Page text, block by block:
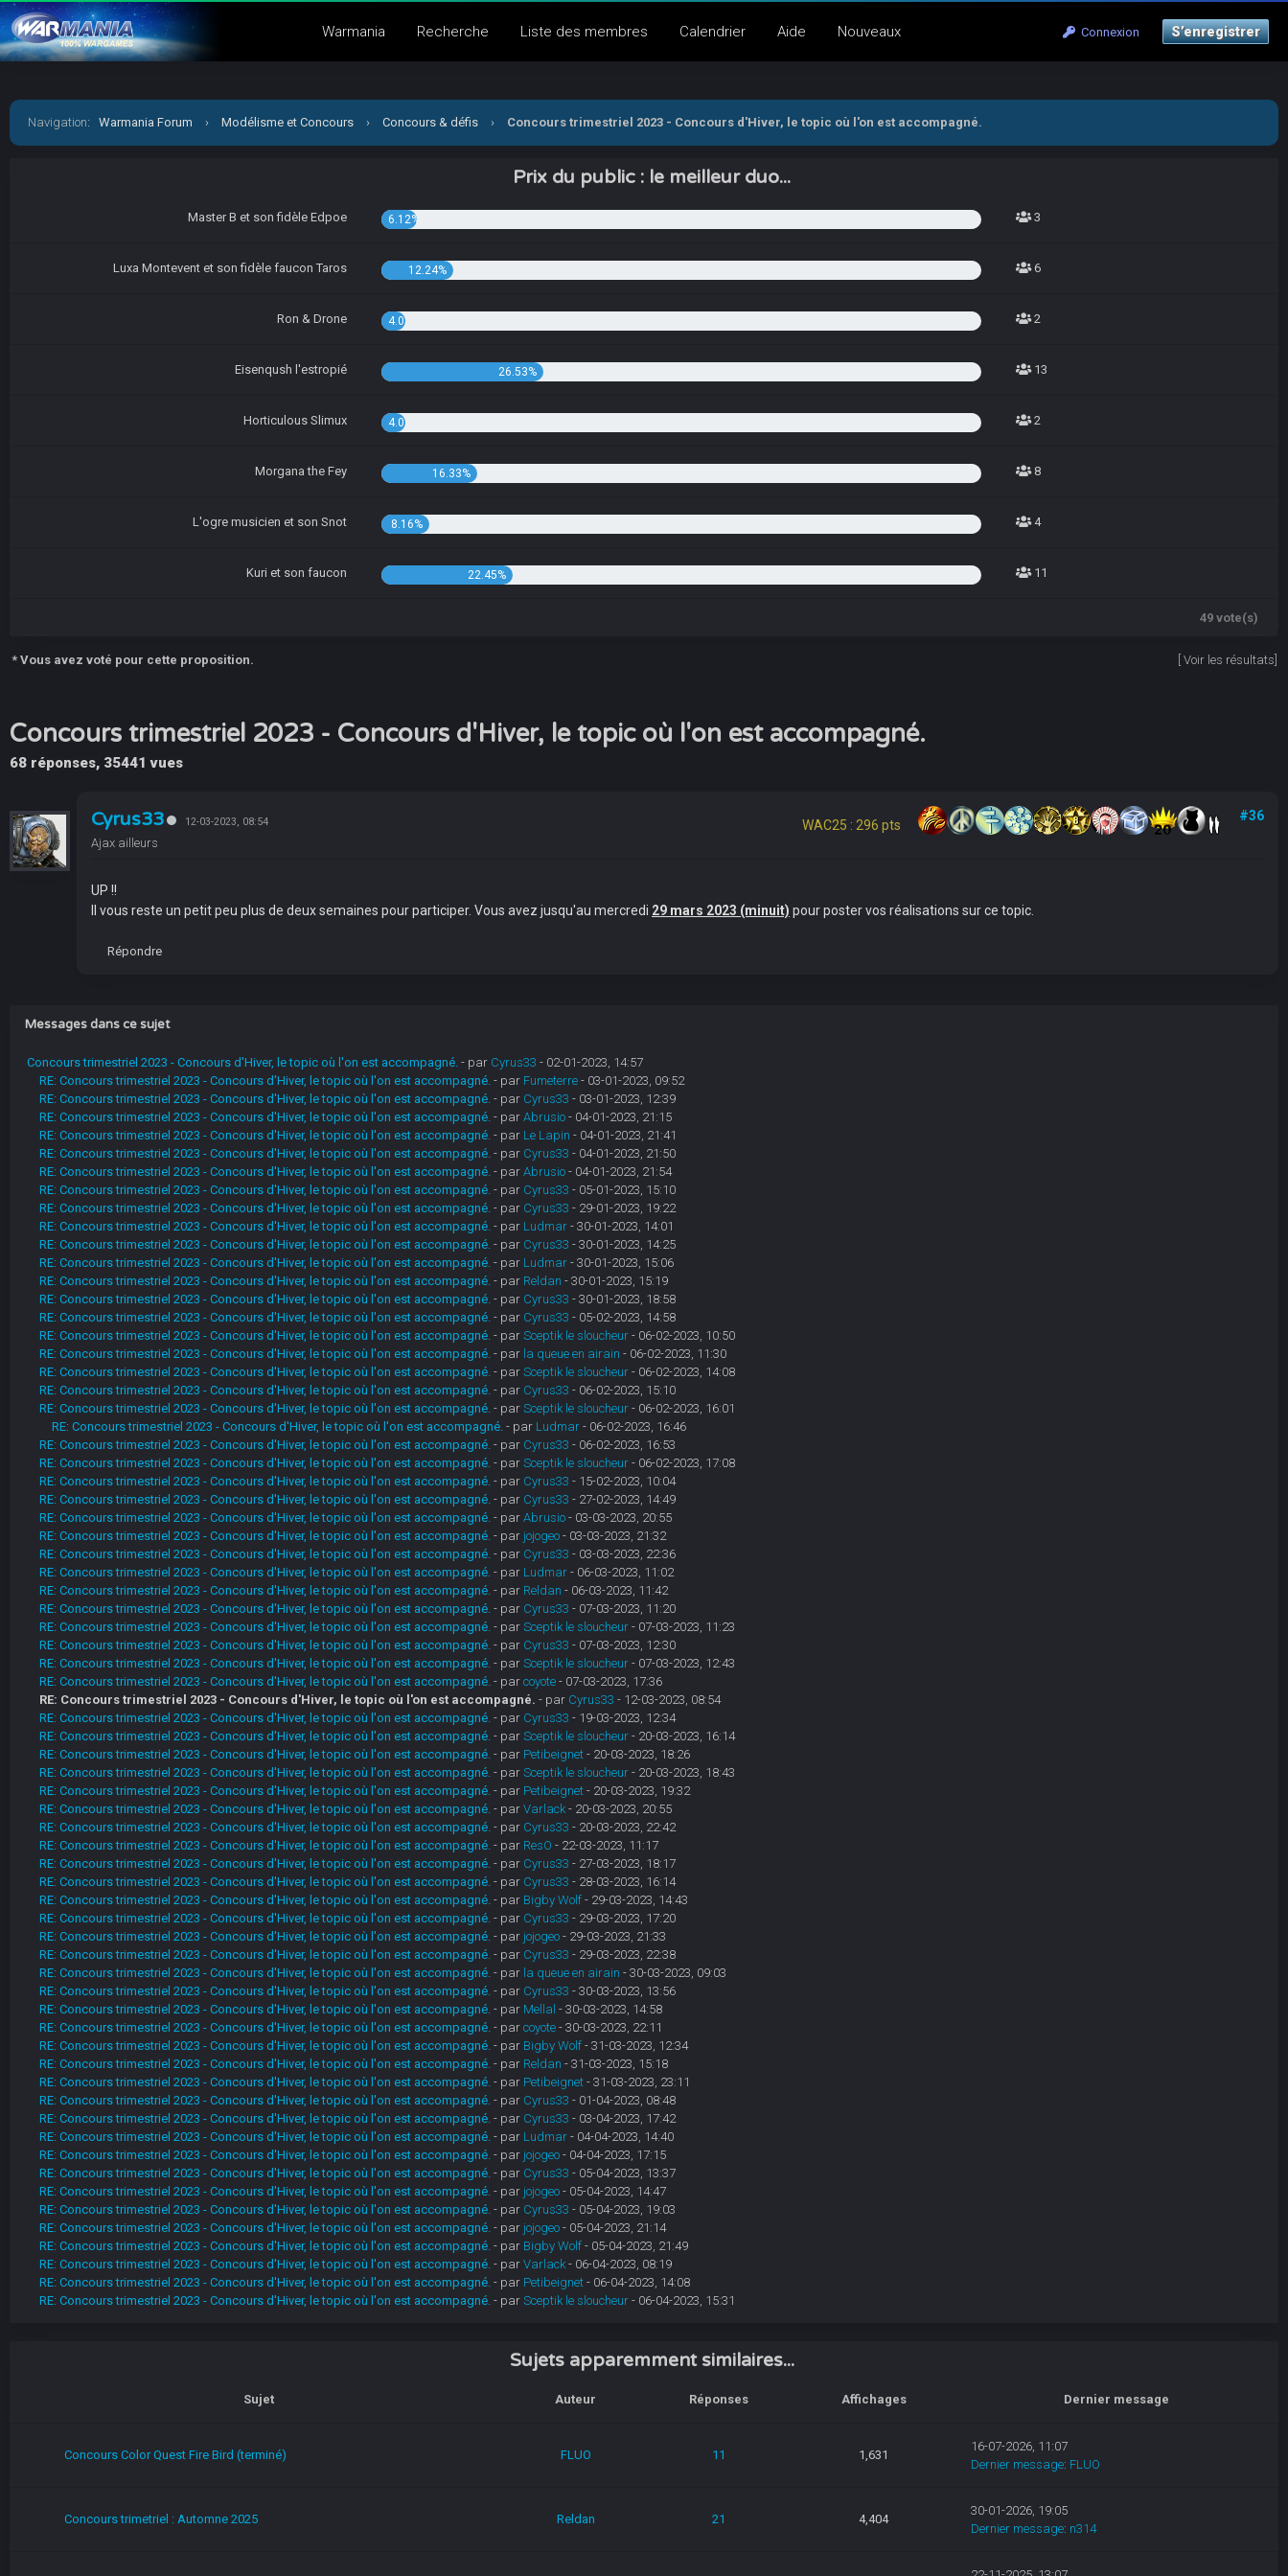
Connexion S’enregistrer
Warmania Recherche Liste des membres Calendrier Aide Nouveaux
Navigation: Warmania Forum › Modélisme et Concours › Concours & défis › Concours trimestriel 2023 - Concours d'Hiver, le topic où l'on est accompagné.
Prix du public : le meilleur duo...
Master B et son fidèle Edpoe 6.12% 3
Luxa Montevent et son fidèle faucon Taros 12.24% 6
Ron & Drone 4.08% 2
Eisenqush l'estropié 26.53% 13
Horticulous Slimux 4.08% 2
Morgana the Fey 16.33% 8
L'ogre musicien et son Snot 8.16% 4
Kuri et son faucon 22.45% 11
49 vote(s)
* Vous avez voté pour cette proposition. Voir les résultats
Concours trimestriel 2023 - Concours d'Hiver, le topic où l'on est accompagné.
68 réponses, 35441 vues
Cyrus33 12-03-2023, 08:54
Ajax ailleurs
WAC25 : 296 pts
#36
UP !!
Il vous reste un petit peu plus de deux semaines pour participer. Vous avez jusqu'au mercredi 29 mars 2023 (minuit) pour poster vos réalisations sur ce topic.
Répondre
Messages dans ce sujet
Concours trimestriel 2023 - Concours d'Hiver, le topic où l'on est accompagné. - par Cyrus33 - 02-01-2023, 14:57
RE: Concours trimestriel 2023 - Concours d'Hiver, le topic où l'on est accompagné. - par Fumeterre- 03-01-2023, 09:52
RE: Concours trimestriel 2023 - Concours d'Hiver, le topic où l'on est accompagné. - par Cyrus33 - 03-01-2023, 12:39
RE: Concours trimestriel 2023 - Concours d'Hiver, le topic où l'on est accompagné. - par Abrusio- 04-01-2023, 21:15
RE: Concours trimestriel 2023 - Concours d'Hiver, le topic où l'on est accompagné. - par Le Lapin - 04-01-2023, 21:41
RE: Concours trimestriel 2023 - Concours d'Hiver, le topic où l'on est accompagné. - par Cyrus33 - 04-01-2023, 21:50
RE: Concours trimestriel 2023 - Concours d'Hiver, le topic où l'on est accompagné. - par Abrusio- 04-01-2023, 21:54
RE: Concours trimestriel 2023 - Concours d'Hiver, le topic où l'on est accompagné. - par Cyrus33 - 05-01-2023, 15:10
RE: Concours trimestriel 2023 - Concours d'Hiver, le topic où l'on est accompagné. - par Cyrus33 - 29-01-2023, 19:22
RE: Concours trimestriel 2023 - Concours d'Hiver, le topic où l'on est accompagné. - par Ludmar- 30-01-2023, 14:01
RE: Concours trimestriel 2023 - Concours d'Hiver, le topic où l'on est accompagné. - par Cyrus33 - 30-01-2023, 14:25
RE: Concours trimestriel 2023 - Concours d'Hiver, le topic où l'on est accompagné. - par Ludmar- 30-01-2023, 15:06
RE: Concours trimestriel 2023 - Concours d'Hiver, le topic où l'on est accompagné. - par Reldan - 30-01-2023, 15:19
RE: Concours trimestriel 2023 - Concours d'Hiver, le topic où l'on est accompagné. - par Cyrus33 - 30-01-2023, 18:58
RE: Concours trimestriel 2023 - Concours d'Hiver, le topic où l'on est accompagné. - par Cyrus33 - 05-02-2023, 14:58
RE: Concours trimestriel 2023 - Concours d'Hiver, le topic où l'on est accompagné. - par Sceptik le sloucheur- 06-02-2023, 10:50
RE: Concours trimestriel 2023 - Concours d'Hiver, le topic où l'on est accompagné. - par la queue en airain - 06-02-2023, 11:30
RE: Concours trimestriel 2023 - Concours d'Hiver, le topic où l'on est accompagné. - par Sceptik le sloucheur- 06-02-2023, 14:08
RE: Concours trimestriel 2023 - Concours d'Hiver, le topic où l'on est accompagné. - par Cyrus33 - 06-02-2023, 15:10
RE: Concours trimestriel 2023 - Concours d'Hiver, le topic où l'on est accompagné. - par Sceptik le sloucheur- 06-02-2023, 16:01
RE: Concours trimestriel 2023 - Concours d'Hiver, le topic où l'on est accompagné. - par Ludmar- 06-02-2023, 16:46
RE: Concours trimestriel 2023 - Concours d'Hiver, le topic où l'on est accompagné. - par Cyrus33 - 06-02-2023, 16:53
RE: Concours trimestriel 2023 - Concours d'Hiver, le topic où l'on est accompagné. - par Sceptik le sloucheur- 06-02-2023, 17:08
RE: Concours trimestriel 2023 - Concours d'Hiver, le topic où l'on est accompagné. - par Cyrus33 - 15-02-2023, 10:04
RE: Concours trimestriel 2023 - Concours d'Hiver, le topic où l'on est accompagné. - par Cyrus33 - 27-02-2023, 14:49
RE: Concours trimestriel 2023 - Concours d'Hiver, le topic où l'on est accompagné. - par Abrusio- 03-03-2023, 20:55
RE: Concours trimestriel 2023 - Concours d'Hiver, le topic où l'on est accompagné. - par jojogeo- 03-03-2023, 21:32
RE: Concours trimestriel 2023 - Concours d'Hiver, le topic où l'on est accompagné. - par Cyrus33 - 03-03-2023, 22:36
RE: Concours trimestriel 2023 - Concours d'Hiver, le topic où l'on est accompagné. - par Ludmar- 06-03-2023, 11:02
RE: Concours trimestriel 2023 - Concours d'Hiver, le topic où l'on est accompagné. - par Reldan - 06-03-2023, 11:42
RE: Concours trimestriel 2023 - Concours d'Hiver, le topic où l'on est accompagné. - par Cyrus33 - 07-03-2023, 11:20
RE: Concours trimestriel 2023 - Concours d'Hiver, le topic où l'on est accompagné. - par Sceptik le sloucheur- 07-03-2023, 11:23
RE: Concours trimestriel 2023 - Concours d'Hiver, le topic où l'on est accompagné. - par Cyrus33 - 07-03-2023, 12:30
RE: Concours trimestriel 2023 - Concours d'Hiver, le topic où l'on est accompagné. - par Sceptik le sloucheur- 07-03-2023, 12:43
RE: Concours trimestriel 2023 - Concours d'Hiver, le topic où l'on est accompagné. - par coyote- 07-03-2023, 17:36
RE: Concours trimestriel 2023 - Concours d'Hiver, le topic où l'on est accompagné. - par Cyrus33 - 12-03-2023, 08:54
RE: Concours trimestriel 2023 - Concours d'Hiver, le topic où l'on est accompagné. - par Cyrus33 - 19-03-2023, 12:34
RE: Concours trimestriel 2023 - Concours d'Hiver, le topic où l'on est accompagné. - par Sceptik le sloucheur- 20-03-2023, 16:14
RE: Concours trimestriel 2023 - Concours d'Hiver, le topic où l'on est accompagné. - par Petibeignet- 20-03-2023, 18:26
RE: Concours trimestriel 2023 - Concours d'Hiver, le topic où l'on est accompagné. - par Sceptik le sloucheur- 20-03-2023, 18:43
RE: Concours trimestriel 2023 - Concours d'Hiver, le topic où l'on est accompagné. - par Petibeignet- 20-03-2023, 19:32
RE: Concours trimestriel 2023 - Concours d'Hiver, le topic où l'on est accompagné. - par Varlack- 20-03-2023, 20:55
RE: Concours trimestriel 2023 - Concours d'Hiver, le topic où l'on est accompagné. - par Cyrus33 - 20-03-2023, 22:42
RE: Concours trimestriel 2023 - Concours d'Hiver, le topic où l'on est accompagné. - par ResO - 22-03-2023, 11:17
RE: Concours trimestriel 2023 - Concours d'Hiver, le topic où l'on est accompagné. - par Cyrus33 - 27-03-2023, 18:17
RE: Concours trimestriel 2023 - Concours d'Hiver, le topic où l'on est accompagné. - par Cyrus33 - 28-03-2023, 16:14
RE: Concours trimestriel 2023 - Concours d'Hiver, le topic où l'on est accompagné. - par Bigby Wolf- 29-03-2023, 14:43
RE: Concours trimestriel 2023 - Concours d'Hiver, le topic où l'on est accompagné. - par Cyrus33 - 29-03-2023, 17:20
RE: Concours trimestriel 2023 - Concours d'Hiver, le topic où l'on est accompagné. - par jojogeo- 29-03-2023, 21:33
RE: Concours trimestriel 2023 - Concours d'Hiver, le topic où l'on est accompagné. - par Cyrus33 - 29-03-2023, 22:38
RE: Concours trimestriel 2023 - Concours d'Hiver, le topic où l'on est accompagné. - par la queue en airain - 30-03-2023, 09:03
RE: Concours trimestriel 2023 - Concours d'Hiver, le topic où l'on est accompagné. - par Cyrus33 - 30-03-2023, 13:56
RE: Concours trimestriel 2023 - Concours d'Hiver, le topic où l'on est accompagné. - par Mellal - 30-03-2023, 14:58
RE: Concours trimestriel 2023 - Concours d'Hiver, le topic où l'on est accompagné. - par coyote- 30-03-2023, 22:11
RE: Concours trimestriel 2023 - Concours d'Hiver, le topic où l'on est accompagné. - par Bigby Wolf- 31-03-2023, 12:34
RE: Concours trimestriel 2023 - Concours d'Hiver, le topic où l'on est accompagné. - par Reldan - 31-03-2023, 15:18
RE: Concours trimestriel 2023 - Concours d'Hiver, le topic où l'on est accompagné. - par Petibeignet- 31-03-2023, 23:11
RE: Concours trimestriel 2023 - Concours d'Hiver, le topic où l'on est accompagné. - par Cyrus33 - 01-04-2023, 08:48
RE: Concours trimestriel 2023 - Concours d'Hiver, le topic où l'on est accompagné. - par Cyrus33 - 03-04-2023, 17:42
RE: Concours trimestriel 2023 - Concours d'Hiver, le topic où l'on est accompagné. - par Ludmar- 04-04-2023, 14:40
RE: Concours trimestriel 2023 - Concours d'Hiver, le topic où l'on est accompagné. - par jojogeo- 04-04-2023, 17:15
RE: Concours trimestriel 2023 - Concours d'Hiver, le topic où l'on est accompagné. - par Cyrus33 - 05-04-2023, 13:37
RE: Concours trimestriel 2023 - Concours d'Hiver, le topic où l'on est accompagné. - par jojogeo- 05-04-2023, 14:47
RE: Concours trimestriel 2023 - Concours d'Hiver, le topic où l'on est accompagné. - par Cyrus33 - 05-04-2023, 19:03
RE: Concours trimestriel 2023 - Concours d'Hiver, le topic où l'on est accompagné. - par jojogeo- 05-04-2023, 21:14
RE: Concours trimestriel 2023 - Concours d'Hiver, le topic où l'on est accompagné. - par Bigby Wolf- 05-04-2023, 21:49
RE: Concours trimestriel 2023 - Concours d'Hiver, le topic où l'on est accompagné. - par Varlack- 06-04-2023, 08:19
RE: Concours trimestriel 2023 - Concours d'Hiver, le topic où l'on est accompagné. - par Petibeignet- 06-04-2023, 14:08
RE: Concours trimestriel 2023 - Concours d'Hiver, le topic où l'on est accompagné. - par Sceptik le sloucheur- 06-04-2023, 15:31
Sujets apparemment similaires...
Sujet Auteur Réponses Affichages Dernier message
Concours Color Quest Fire Bird (terminé) FLUO 11 1,631
16-07-2026, 11:07
Dernier message: FLUO
Concours trimetriel : Automne 2025 Reldan 21 4,404
30-01-2026, 19:05
Dernier message: n314